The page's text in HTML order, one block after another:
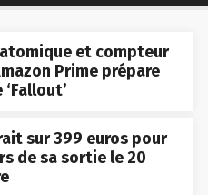
et compteur
Prime prépare
sur 399 euros pour
de sa sortie le 20